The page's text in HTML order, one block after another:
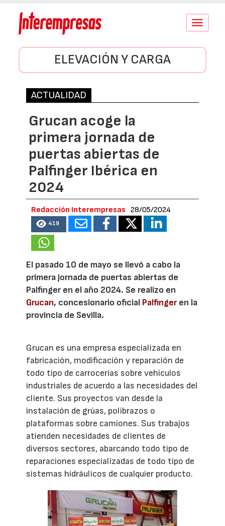
Conmutar
ELEVACIÓN Y CARGA
ACTUALIDAD
Grucan acoge la
primera jornada de
puertas abiertas de
Palfinger Ibérica en
2024
Redacción Interempresas 28/05/2024
419
El pasado 10 de mayo se llevó a cabo la
primera jornada de puertas abiertas de
Palfinger en el año 2024. Se realizo en
Grucan, concesionario oficial Palfingeren la
provincia de Sevilla.
Grucan es una empresa especializada en
fabricación, modificación y reparación de
todo tipo de carrocerías sobre vehículos
industriales de acuerdo a las necesidades del
cliente. Sus proyectos van desde la
instalación de grúas, polibrazos o
plataformas sobre camiones. Sus trabajos
atienden necesidades de clientes de
diversos sectores, abarcando todo tipo de
reparaciones especializadas de todo tipo de
sistemas hidráulicos de cualquier producto.